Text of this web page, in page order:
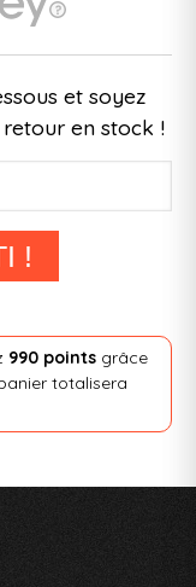
et soyez
en stock !
!
990 pointsgrâce
totalisera